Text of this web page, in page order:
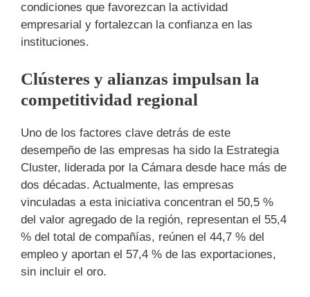
condiciones que favorezcan la actividad
empresarial y fortalezcan la confianza en las
instituciones.
Clústeres y alianzas impulsan la
competitividad regional
Uno de los factores clave detrás de este
desempeño de las empresas ha sido la Estrategia
Cluster, liderada por la Cámara desde hace más de
dos décadas. Actualmente, las empresas
vinculadas a esta iniciativa concentran el 50,5 %
del valor agregado de la región, representan el 55,4
% del total de compañías, reúnen el 44,7 % del
empleo y aportan el 57,4 % de las exportaciones,
sin incluir el oro.